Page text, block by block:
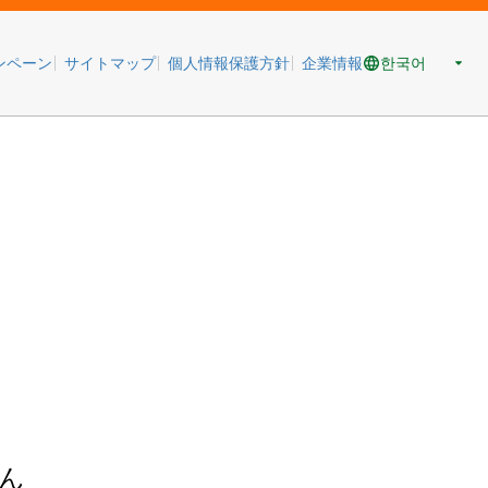
ペーン サイトマップ 個人情報保護方針 企業情報 한국어